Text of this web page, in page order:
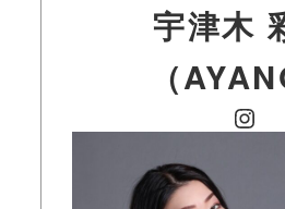
宇津木
（